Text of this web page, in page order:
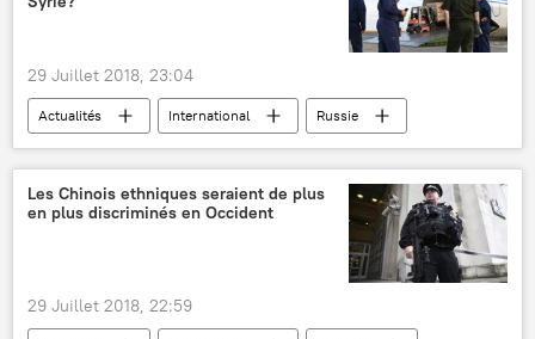
29 Juillet 2018, 23:04
Actualités International
Russie
États-Unis
Allemagne
France
Agnès von der Mühll
Daech
réfugiés
aide humanitaire
aide
Les Chinois ethniques seraient de plus
en plus discriminés en Occident
29 Juillet 2018, 22:59